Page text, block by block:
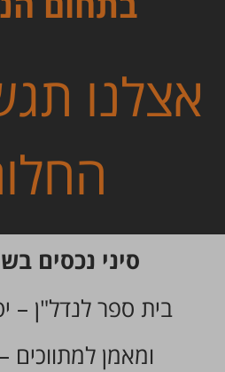
אצלנו
סיני נכסים
בית ספר לנדל"ן –
ומאמן למתווכים